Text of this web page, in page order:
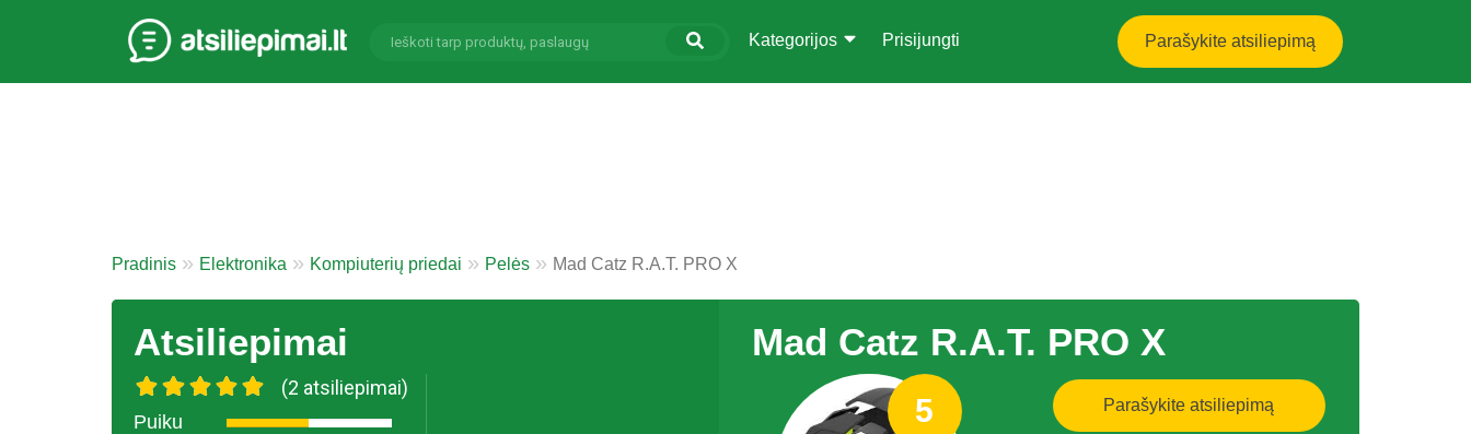
Parašykite atsiliepimą
Kategorijos Prisijungti
Pradinis Elektronika Kompiuterių priedai Pelės Mad Catz R.A.T. PRO X
Atsiliepimai
(2 atsiliepimai)
Puiku
Mad Catz R.A.T. PRO X
5 Parašykite atsiliepimą